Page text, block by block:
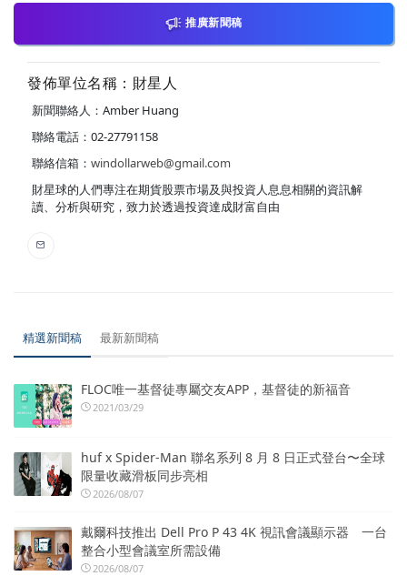
推廣新聞稿
發佈單位名稱：財星人
新聞聯絡人：Amber Huang
聯絡電話：02-27791158
聯絡信箱： windollarweb@gmail.com
財星球的人們專注在期貨股票市場及與投資人息息相關的資訊解
讀、分析與研究，致力於透過投資達成財富自由
精選新聞稿 最新新聞稿
FLOC唯一基督徒專屬交友APP，基督徒的新福音
2021/03/29
huf x Spider-Man 聯名系列 8 月 8 日正式登台〜全球
限量收藏滑板同步亮相
2026/08/07
戴爾科技推出 Dell Pro P 43 4K 視訊會議顯示器 一台
整合小型會議室所需設備
2026/08/07